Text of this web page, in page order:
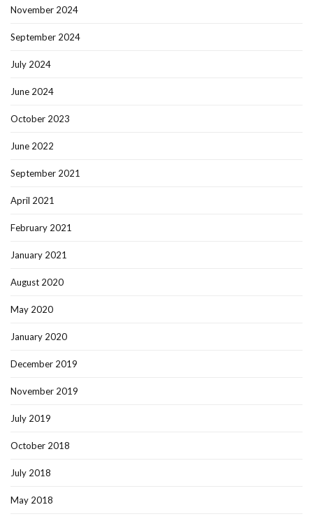
November 2024
September 2024
July 2024
June 2024
October 2023
June 2022
September 2021
April 2021
February 2021
January 2021
August 2020
May 2020
January 2020
December 2019
November 2019
July 2019
October 2018
July 2018
May 2018